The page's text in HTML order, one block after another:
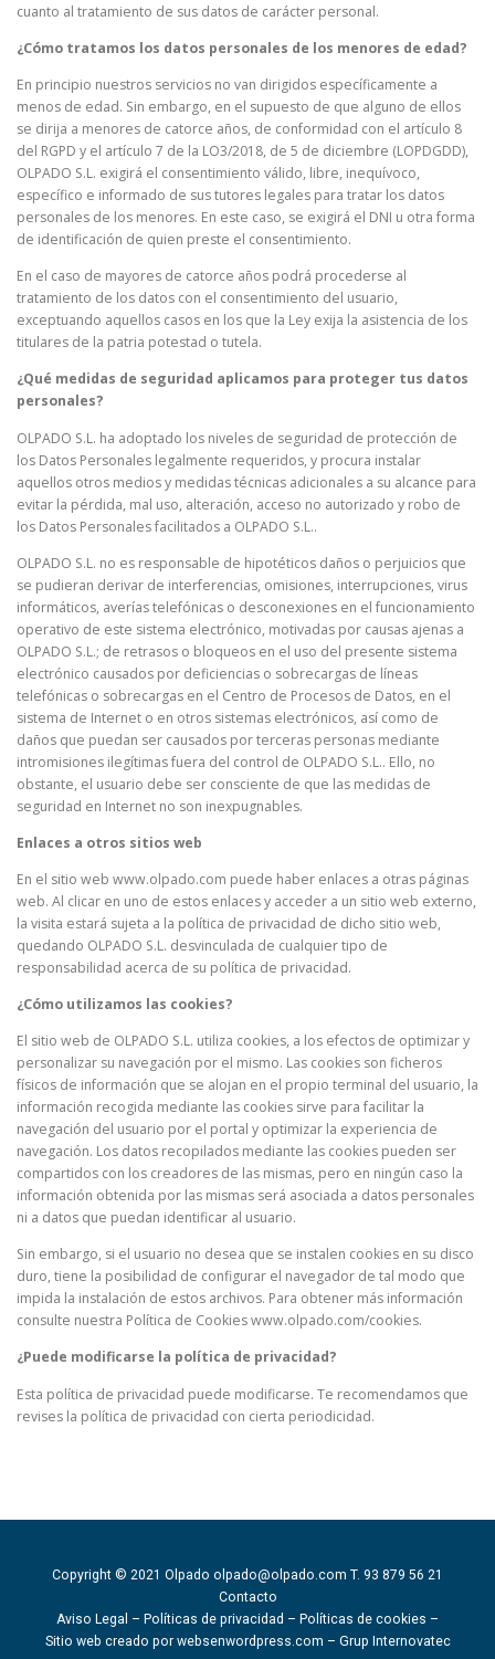
cuanto al tratamiento de sus datos de carácter personal.
¿Cómo tratamos los datos personales de los menores de edad?
En principio nuestros servicios no van dirigidos específicamente a
menos de edad. Sin embargo, en el supuesto de que alguno de ellos
se dirija a menores de catorce años, de conformidad con el artículo 8
del RGPD y el artículo 7 de la LO3/2018, de 5 de diciembre (LOPDGDD),
OLPADO S.L. exigirá el consentimiento válido, libre, inequívoco,
específico e informado de sus tutores legales para tratar los datos
personales de los menores. En este caso, se exigirá el DNI u otra forma
de identificación de quien preste el consentimiento.
En el caso de mayores de catorce años podrá procederse al
tratamiento de los datos con el consentimiento del usuario,
exceptuando aquellos casos en los que la Ley exija la asistencia de los
titulares de la patria potestad o tutela.
¿Qué medidas de seguridad aplicamos para proteger tus datos
personales?
OLPADO S.L. ha adoptado los niveles de seguridad de protección de
los Datos Personales legalmente requeridos, y procura instalar
aquellos otros medios y medidas técnicas adicionales a su alcance para
evitar la pérdida, mal uso, alteración, acceso no autorizado y robo de
los Datos Personales facilitados a OLPADO S.L..
OLPADO S.L. no es responsable de hipotéticos daños o perjuicios que
se pudieran derivar de interferencias, omisiones, interrupciones, virus
informáticos, averías telefónicas o desconexiones en el funcionamiento
operativo de este sistema electrónico, motivadas por causas ajenas a
OLPADO S.L.; de retrasos o bloqueos en el uso del presente sistema
electrónico causados por deficiencias o sobrecargas de líneas
telefónicas o sobrecargas en el Centro de Procesos de Datos, en el
sistema de Internet o en otros sistemas electrónicos, así como de
daños que puedan ser causados por terceras personas mediante
intromisiones ilegítimas fuera del control de OLPADO S.L.. Ello, no
obstante, el usuario debe ser consciente de que las medidas de
seguridad en Internet no son inexpugnables.
Enlaces a otros sitios web
En el sitio web www.olpado.com puede haber enlaces a otras páginas
web. Al clicar en uno de estos enlaces y acceder a un sitio web externo,
la visita estará sujeta a la política de privacidad de dicho sitio web,
quedando OLPADO S.L. desvinculada de cualquier tipo de
responsabilidad acerca de su política de privacidad.
¿Cómo utilizamos las cookies?
El sitio web de OLPADO S.L. utiliza cookies, a los efectos de optimizar y
personalizar su navegación por el mismo. Las cookies son ficheros
físicos de información que se alojan en el propio terminal del usuario, la
información recogida mediante las cookies sirve para facilitar la
navegación del usuario por el portal y optimizar la experiencia de
navegación. Los datos recopilados mediante las cookies pueden ser
compartidos con los creadores de las mismas, pero en ningún caso la
información obtenida por las mismas será asociada a datos personales
ni a datos que puedan identificar al usuario.
Sin embargo, si el usuario no desea que se instalen cookies en su disco
duro, tiene la posibilidad de configurar el navegador de tal modo que
impida la instalación de estos archivos. Para obtener más información
consulte nuestra Política de Cookies www.olpado.com/cookies.
¿Puede modificarse la política de privacidad?
Esta política de privacidad puede modificarse. Te recomendamos que
revises la política de privacidad con cierta periodicidad.
Copyright © 2021 Olpado olpado@olpado.com T. 93 879 56 21
Contacto
Aviso Legal – Políticas de privacidad – Políticas de cookies –
Sitio web creado por websenwordpress.com – Grup Internovatec